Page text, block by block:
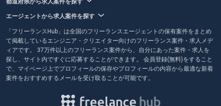
都道府県から求人案件を探す
エージェントから求人案件を探す
「フリーランスHub」は全国のフリーランスエージェントの保有案件をまとめ
て掲載しているエンジニア・クリエイター向けのフリーランス案件・求人メデ
ィアです。 37万件以上のフリーランス案件から、自分にあった案件・求人を
探し、サイト内ですぐに応募することができます。 会員登録(無料)をすること
で、マイページ上でプロフィールの保存やプロフィールの内容から最適な新着
案件をおすすめするメールを受け取ることが可能です。